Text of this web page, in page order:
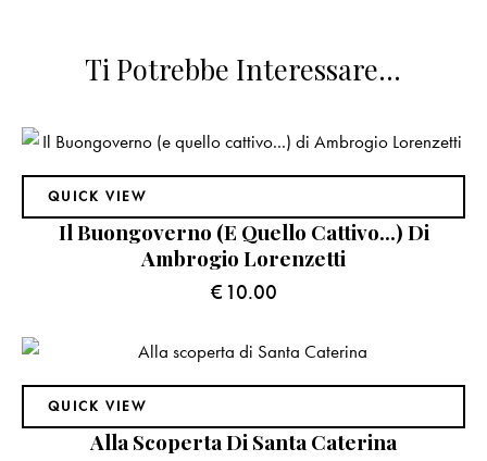
Ti Potrebbe Interessare…
Il Buongoverno (e Quello Cattivo…) Di
Ambrogio Lorenzetti
€10.00
QUICK VIEW
Alla Scoperta Di Santa Caterina
QUICK VIEW